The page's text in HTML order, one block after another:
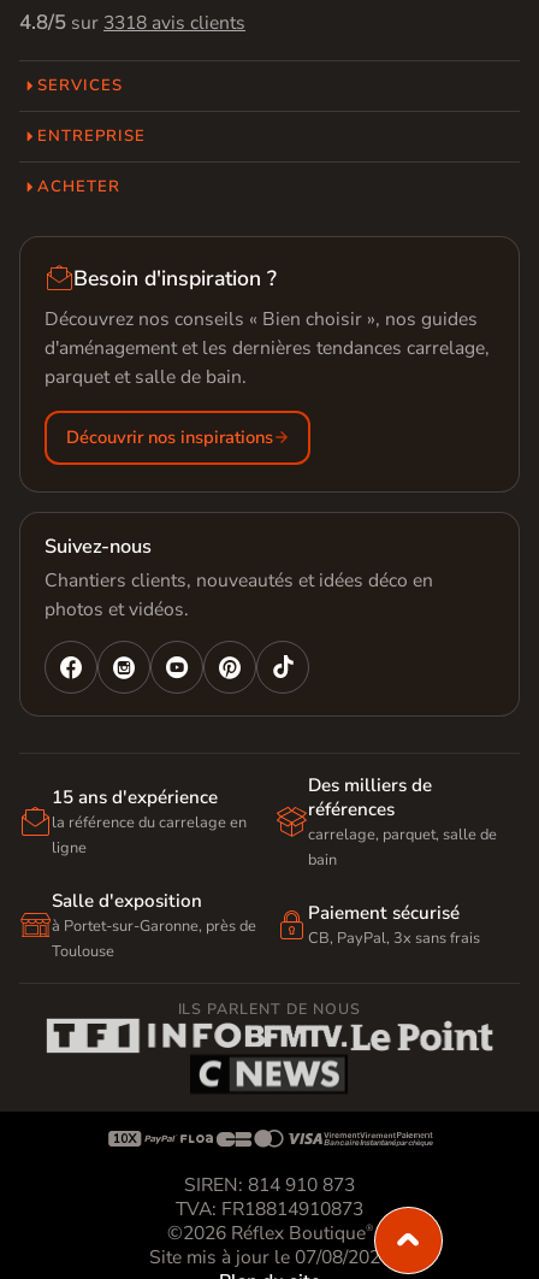
4.8/5 sur 3318 avis clients
SERVICES
ENTREPRISE
ACHETER
Besoin d'inspiration ?
Découvrez nos conseils « Bien choisir », nos guides
d'aménagement et les dernières tendances carrelage,
parquet et salle de bain.
Découvrir nos inspirations
Suivez-nous
Chantiers clients, nouveautés et idées déco en
photos et vidéos.
   

15 ans d'expérience
la référence du carrelage en
ligne

Des milliers de
références
carrelage, parquet, salle de
bain

Salle d'exposition
à Portet-sur-Garonne, près de
Toulouse
 Paiement sécurisé
CB, PayPal, 3x sans frais
ILS PARLENT DE NOUS

SIREN: 814 910 873
TVA: FR18814910873
©2026 Réflex Boutique®
Site mis à jour le 07/08/2026